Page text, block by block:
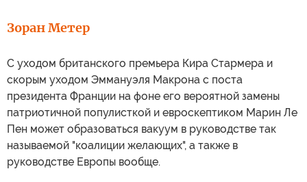
Зоран Метер
С уходом британского премьера Кира Стармера и
скорым уходом Эммануэля Макрона с поста
президента Франции на фоне его вероятной замены
патриотичной популисткой и евроскептиком Марин Ле
Пен может образоваться вакуум в руководстве так
называемой "коалиции желающих", а также в
руководстве Европы вообще.